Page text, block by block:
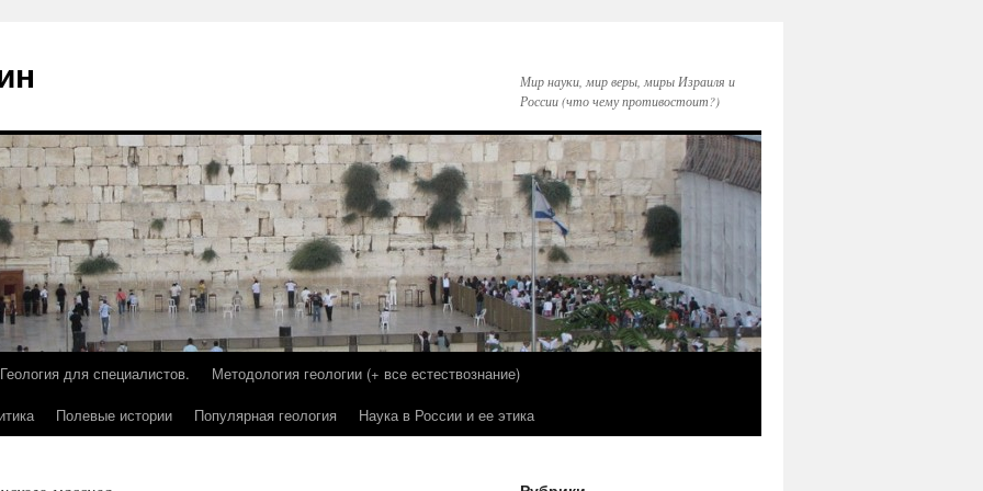
Мир науки, мир веры, миры Израиля и
России (что чему противостоит?)
Геология для специалистов.
Методология геологии (+ все естествознание)
Полевые истории Популярная геология Наука в России и ее этика